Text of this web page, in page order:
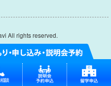
来るだけ快適に!！
話の使用・購入方法
All rights reserved.